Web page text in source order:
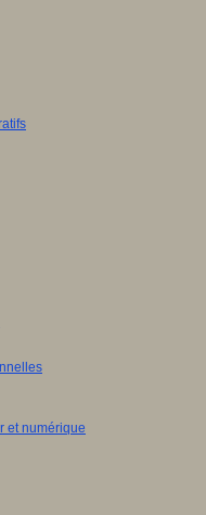
et numérique